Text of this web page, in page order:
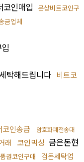
코인매입
문상비트코인구
금업체
탁해드립니다 비트코
코인송금
암호화폐전송대
래 코인믹싱 금은돈현
권코인구매
검돈세탁업